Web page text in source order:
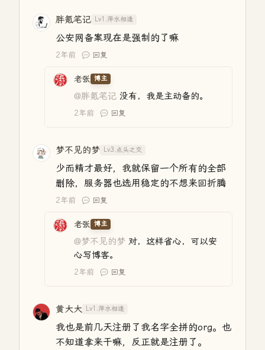
胖氪笔记 Lv1.萍水相逢
公安网备案现在是强制的了嘛
2年前 回复
老张 博主
@胖氪笔记 没有，我是主动备的。
2年前 回复
梦不见的梦 Lv3.点头之交
少而精才最好，我就保留一个所有的全部
删除，服务器也选用稳定的不想来回折腾
2年前 回复
老张 博主
@梦不见的梦 对，这样省心，可以安
心写博客。
2年前 回复
黄大大 Lv1.萍水相逢
我也是前几天注册了我名字全拼的org。也
不知道拿来干嘛，反正就是注册了。